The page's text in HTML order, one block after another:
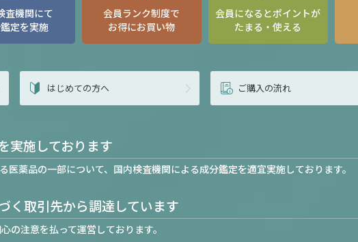
査機関にて
定を実施
会員ランク制度で
お得にお買い物
会員になるとポイントが
たまる・使える
はじめての方へ ご購入の流れ
実施しております
医薬品の一部について、国内検査機関による成分鑑定を適宜実施しております。
く取引先から調達しています
の注意を払って運営しております。